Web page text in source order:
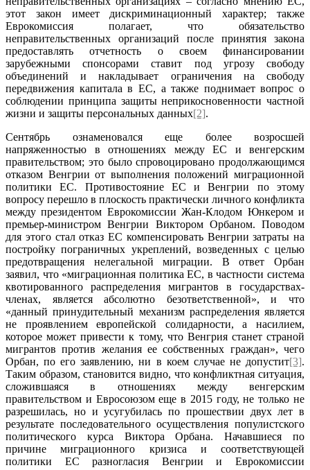
этот закон имеет дискриминационный характер; также
Еврокомиссия полагает, что обязательство
неправительственных организаций после принятия закона
предоставлять отчетность о своем финансировании
зарубежными спонсорами ставит под угрозу свободу
объединений и накладывает ограничения на свободу
передвижения капитала в ЕС, а также поднимает вопрос о
соблюдении принципа защиты неприкосновенности частной
жизни и защиты персональных данных[2].
Сентябрь ознаменовался еще более возросшей
напряженностью в отношениях между ЕС и венгерским
правительством; это было спровоцировано продолжающимся
отказом Венгрии от выполнения положений миграционной
политики ЕС. Противостояние ЕС и Венгрии по этому
вопросу перешло в плоскость практически личного конфликта
между президентом Еврокомиссии Жан-Клодом Юнкером и
премьер-министром Венгрии Виктором Орбаном. Поводом
для этого стал отказ ЕС компенсировать Венгрии затраты на
постройку пограничных укреплений, возведенных с целью
предотвращения нелегальной миграции. В ответ Орбан
заявил, что «миграционная политика ЕС, в частности система
квотированного распределения мигрантов в государствах-
членах, является абсолютно безответственной», и что
«данный принудительный механизм распределения является
не проявлением европейской солидарности, а насилием,
которое может привести к тому, что Венгрия станет страной
мигрантов против желания ее собственных граждан», чего
Орбан, по его заявлению, ни в коем случае не допустит[3].
Таким образом, становится видно, что конфликтная ситуация,
сложившаяся в отношениях между венгерским
правительством и Евросоюзом еще в 2015 году, не только не
разрешилась, но и усугубилась по прошествии двух лет в
результате последовательного осуществления популистского
политического курса Виктора Орбана. Начавшиеся по
причине миграционного кризиса и соответствующей
политики ЕС разногласия Венгрии и Еврокомиссии